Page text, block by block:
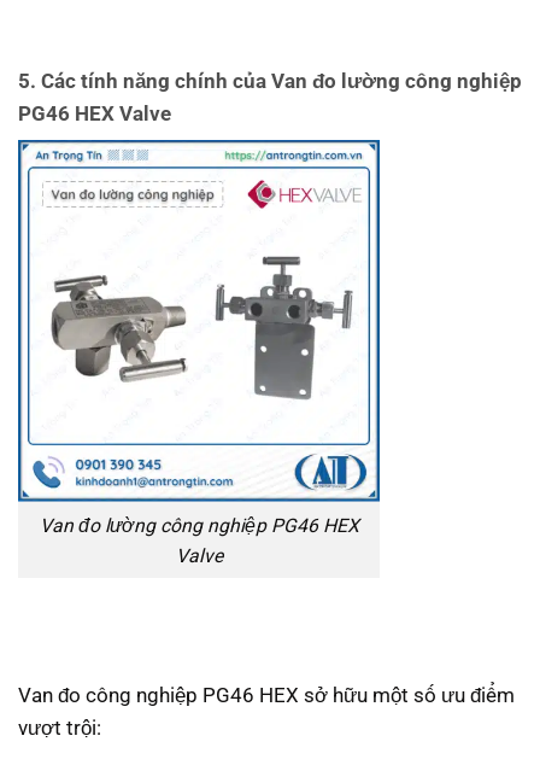
5. Các tính năng chính của Van đo lường công nghiệp
PG46 HEX Valve
Van đo lường công nghiệp PG46 HEX
Valve
Van đo công nghiệp PG46 HEX sở hữu một số ưu điểm
vượt trội: